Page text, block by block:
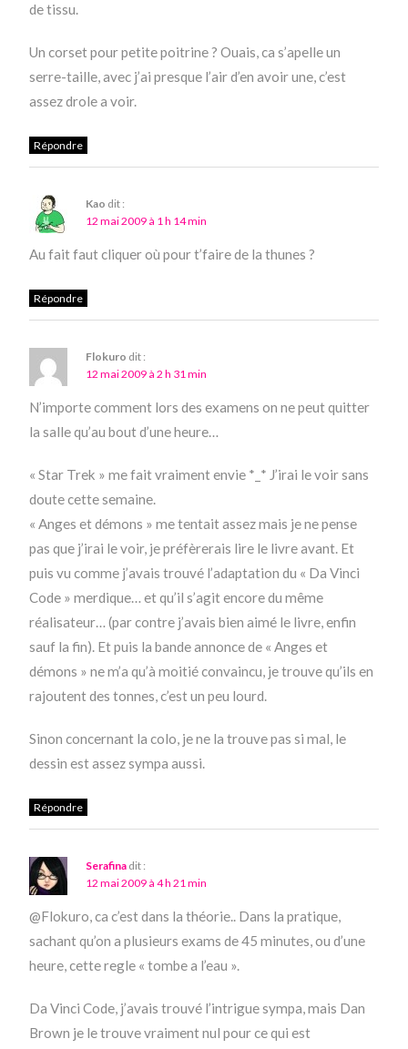
de tissu.
Un corset pour petite poitrine ? Ouais, ca s’apelle un
serre-taille, avec j’ai presque l’air d’en avoir une, c’est
assez drole a voir.
Répondre
Kao dit :
12 mai 2009 à 1 h 14 min
Au fait faut cliquer où pour t’faire de la thunes ?
Répondre
Flokuro dit :
12 mai 2009 à 2 h 31 min
N’importe comment lors des examens on ne peut quitter
la salle qu’au bout d’une heure…
« Star Trek » me fait vraiment envie *_* J’irai le voir sans
doute cette semaine.
« Anges et démons » me tentait assez mais je ne pense
pas que j’irai le voir, je préfèrerais lire le livre avant. Et
puis vu comme j’avais trouvé l’adaptation du « Da Vinci
Code » merdique… et qu’il s’agit encore du même
réalisateur… (par contre j’avais bien aimé le livre, enfin
sauf la fin). Et puis la bande annonce de « Anges et
démons » ne m’a qu’à moitié convaincu, je trouve qu’ils en
rajoutent des tonnes, c’est un peu lourd.
Sinon concernant la colo, je ne la trouve pas si mal, le
dessin est assez sympa aussi.
Répondre
Serafina dit :
12 mai 2009 à 4 h 21 min
@Flokuro, ca c’est dans la théorie.. Dans la pratique,
sachant qu’on a plusieurs exams de 45 minutes, ou d’une
heure, cette regle « tombe a l’eau ».
Da Vinci Code, j’avais trouvé l’intrigue sympa, mais Dan
Brown je le trouve vraiment nul pour ce qui est